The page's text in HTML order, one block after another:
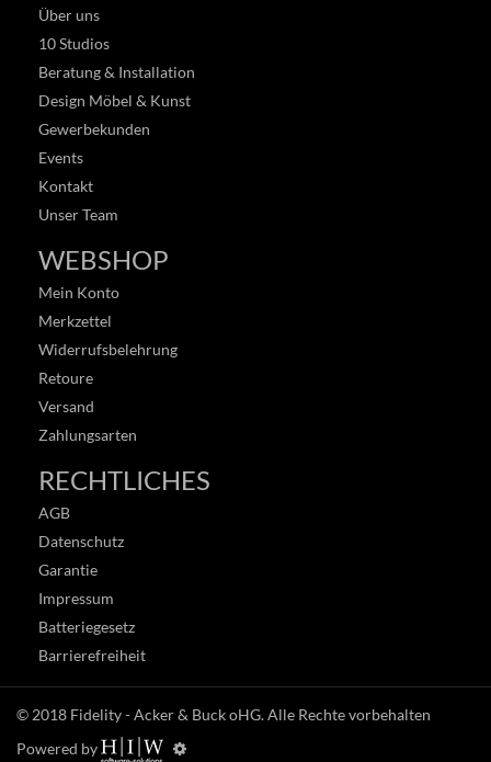
Über uns
10 Studios
Beratung & Installation
Design Möbel & Kunst
Gewerbekunden
Events
Kontakt
Unser Team
WEBSHOP
Mein Konto
Merkzettel
Widerrufsbelehrung
Retoure
Versand
Zahlungsarten
RECHTLICHES
AGB
Datenschutz
Garantie
Impressum
Batteriegesetz
Barrierefreiheit
© 2018 Fidelity - Acker & Buck oHG. Alle Rechte vorbehalten
Powered by